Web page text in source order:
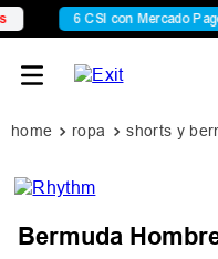
6 CSI con Mercado Pago
ropa shorts y
Bermuda